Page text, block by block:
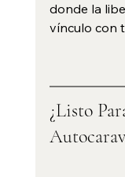
donde la
vínculo con
¿Listo